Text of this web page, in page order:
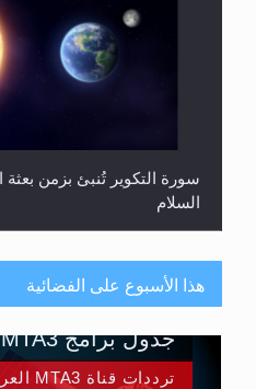
سورة التكوير تُنبئ بزمن
السلام
هذا الأسبوع على الفضائية
ترددات قناة MTA3 العربية:
جدول برامج MTA3